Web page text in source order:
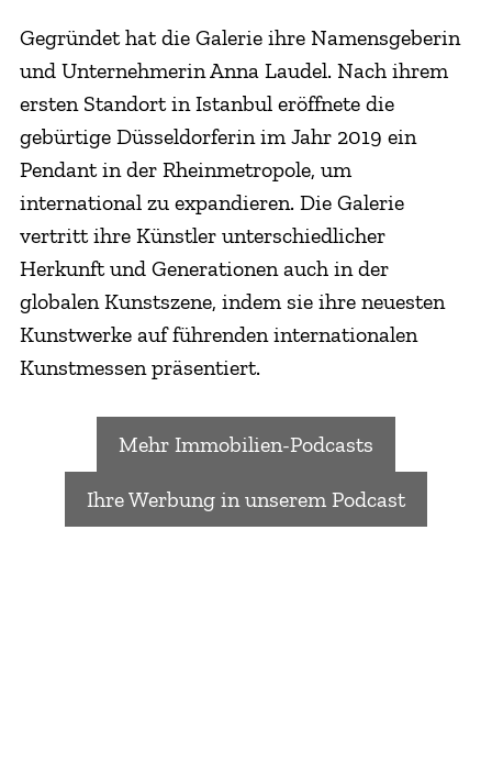
Gegründet hat die Galerie ihre Namensgeberin
und Unternehmerin Anna Laudel. Nach ihrem
ersten Standort in Istanbul eröffnete die
gebürtige Düsseldorferin im Jahr 2019 ein
Pendant in der Rheinmetropole, um
international zu expandieren. Die Galerie
vertritt ihre Künstler unterschiedlicher
Herkunft und Generationen auch in der
globalen Kunstszene, indem sie ihre neuesten
Kunstwerke auf führenden internationalen
Kunstmessen präsentiert.
Mehr Immobilien-Podcasts
Ihre Werbung in unserem Podcast